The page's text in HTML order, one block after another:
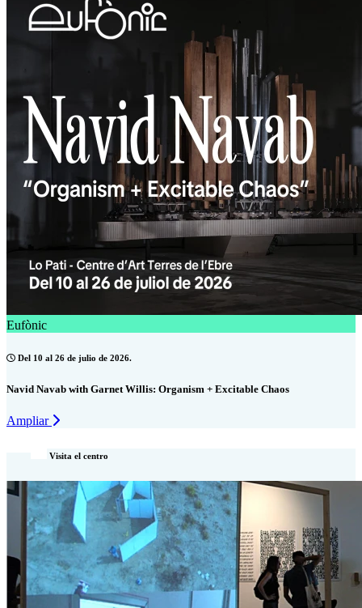
Eufònic
Del 10 al 26 de julio de 2026.
Navid Navab with Garnet Willis: Organism + Excitable Chaos
Ampliar
Visita el centro